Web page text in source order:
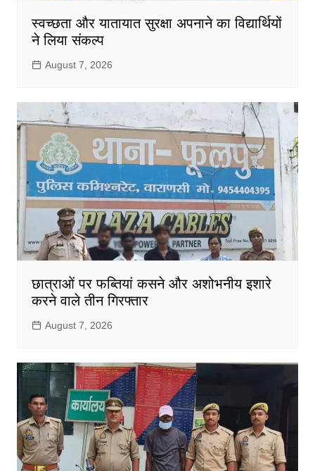
स्वच्छता और यातायात सुरक्षा अपनाने का विद्यार्थियों
ने लिया संकल्प
August 7, 2026
छात्राओं पर फब्तियां कसने और अशोभनीय इशारे
करने वाले तीन गिरफ्तार
August 7, 2026